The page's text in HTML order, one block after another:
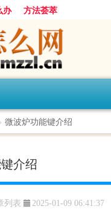
办 方法荟萃
微波炉功能键介绍
介绍
列表 2025-01-09 06:41:37